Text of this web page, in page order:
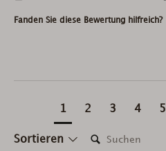
Sortieren
Fanden Sie diese Bewertung hilfreich?
1 2 3 4 5